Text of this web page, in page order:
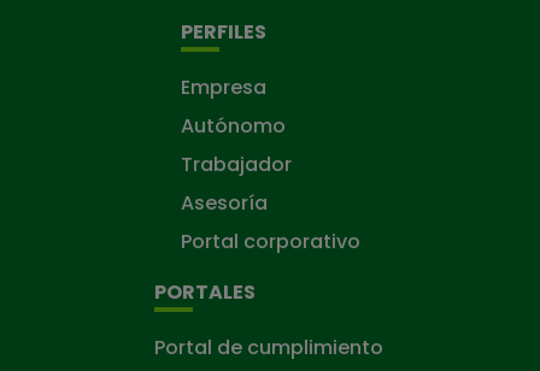
PERFILES
Empresa
Autónomo
Trabajador
Asesoría
Portal corporativo
PORTALES
Portal de cumplimiento